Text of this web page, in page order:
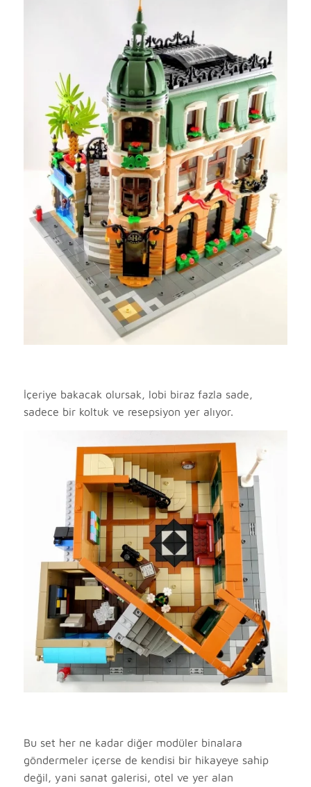
İçeriye bakacak olursak, lobi biraz fazla sade,
sadece bir koltuk ve resepsiyon yer alıyor.
Bu set her ne kadar diğer modüler binalara
göndermeler içerse de kendisi bir hikayeye sahip
değil, yani sanat galerisi, otel ve yer alan